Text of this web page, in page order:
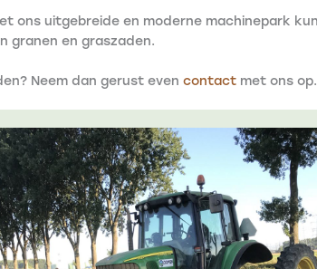
ons uitgebreide en moderne machinepark
granen en graszaden.
Neem dan gerust even contactmet ons op.